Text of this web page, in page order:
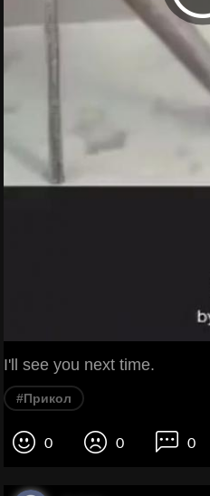
I'll see you next time.
#Прикол
0 0 0